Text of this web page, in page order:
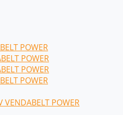
POWER
POWER
POWER
POWER
POWER